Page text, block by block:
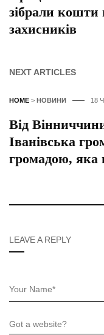
зібрали кошти
захисників
NEXT ARTICLES
HOME > НОВИНИ 18
Від
Іванівська
громадою, яка
LEAVE A REPLY